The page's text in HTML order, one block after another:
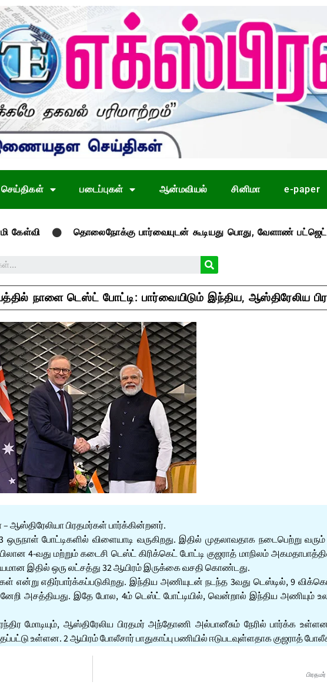
செய்திகள் படைப்புகள் ஆன்மவியல் சினிமா e-paper
தொலைநோக்கு பார்வையுடன் கூடியது பொது, வேளாண் பட்ஜெட்:- முதல்வர்
நாளை டெஸ்ட் போட்டி: பார்வையிடும் இந்திய, ஆஸ்திரேலிய
ஆஸ்திரேலியா பிரதமர்கள் பார்க்கின்றனர்.
போட்டிகளில் விளையாடி வருகிறது. இதில் முதலாவதாக நடைபெற்று
வது மற்றும் கடைசி டெஸ்ட் கிரிக்கெட் போட்டி குஜராத் மாநிலம்
இதில் ஒரு லட்சத்து 32 ஆயிரம் இருக்கை வசதி கொண்டது.
எதிர்பார்க்கப்படுகிறது. இந்திய அணியுடன் நடந்த 3வது டெஸ்டில், 9
அசத்தியது. இதே போல, 4ம் டெஸ்ட் போட்டியில், வென்றால் இந்திய அணியும்
மோடியும், ஆஸ்திரேலிய பிரதமர் அந்தோணி அல்பானீசும் நேரில் பார்க்க
உள்ளன. 2 ஆயிரம் போலீசார் பாதுகாப்பு பணியில் ஈடுபடவுள்ளதாக குஜராத்